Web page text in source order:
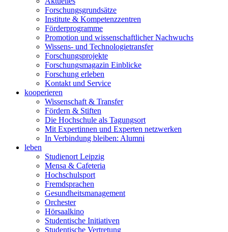
Forschungsgrundsätze
Institute & Kompetenzzentren
Förderprogramme
Promotion und wissenschaftlicher Nachwuchs
Wissens- und Technologietransfer
Forschungsprojekte
Forschungsmagazin Einblicke
Forschung erleben
Kontakt und Service
kooperieren
Wissenschaft & Transfer
Fördern & Stiften
Die Hochschule als Tagungsort
Mit Expertinnen und Experten netzwerken
In Verbindung bleiben: Alumni
leben
Studienort Leipzig
Mensa & Cafeteria
Hochschulsport
Fremdsprachen
Gesundheitsmanagement
Orchester
Hörsaalkino
Studentische Initiativen
Studentische Vertretung